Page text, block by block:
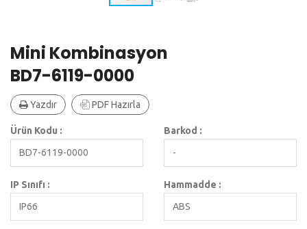
Mini Kombinasyon
BD7-6119-0000
Yazdır PDF Hazırla
Ürün Kodu :
BD7-6119-0000
Barkod :
-
IP Sınıfı :
IP66
Hammadde :
ABS